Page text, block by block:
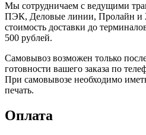
Мы сотрудничаем с ведущими
ПЭК, Деловые линии, Пролайн и
стоимость доставки до
500 рублей.
Самовывоз возможен только
готовности вашего заказа по
При самовывозе необходимо
печать.
Оплата